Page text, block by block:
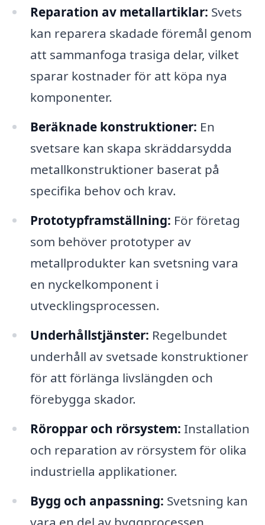
Reparation av metallartiklar: Svets
kan reparera skadade föremål genom
att sammanfoga trasiga delar, vilket
sparar kostnader för att köpa nya
komponenter.
Beräknade konstruktioner: En
svetsare kan skapa skräddarsydda
metallkonstruktioner baserat på
specifika behov och krav.
Prototypframställning: För företag
som behöver prototyper av
metallprodukter kan svetsning vara
en nyckelkomponent i
utvecklingsprocessen.
Underhållstjänster: Regelbundet
underhåll av svetsade konstruktioner
för att förlänga livslängden och
förebygga skador.
Röroppar och rörsystem: Installation
och reparation av rörsystem för olika
industriella applikationer.
Bygg och anpassning: Svetsning kan